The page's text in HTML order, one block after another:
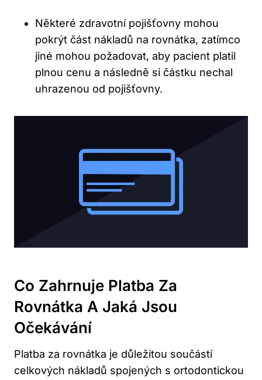
Některé zdravotní pojišťovny mohou
pokrýt část nákladů na rovnátka, zatímco
jiné mohou požadovat, aby pacient platil
plnou cenu a následně si částku nechal
uhrazenou od pojišťovny.
Co Zahrnuje Platba Za
Rovnátka A Jaká Jsou
Očekávání
Platba za rovnátka je důležitou součástí
celkových nákladů spojených s ortodontickou